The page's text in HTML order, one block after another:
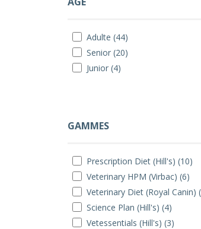
Adulte (44)
Senior (20)
Junior (4)
GAMMES
Prescription Diet (Hill's) (10)
Veterinary HPM (Virbac) (6)
Veterinary Diet (Royal Canin)
Science Plan (Hill's) (4)
Vetessentials (Hill's) (3)